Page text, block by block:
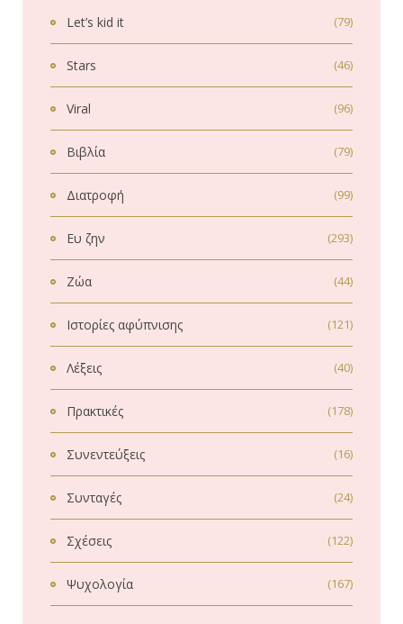
Let’s kid it (79)
Stars (46)
Viral (96)
Βιβλία (79)
Διατροφή (99)
Ευ ζην (293)
Ζώα (44)
Ιστορίες αφύπνισης (121)
Λέξεις (40)
Πρακτικές (178)
Συνεντεύξεις (16)
Συνταγές (24)
Σχέσεις (122)
Ψυχολογία (167)